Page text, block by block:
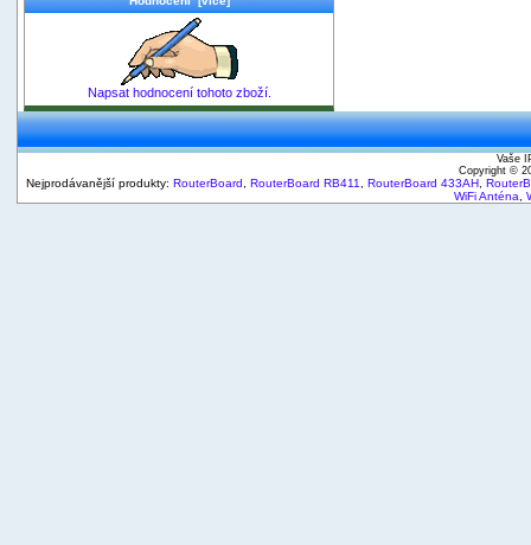
Napsat hodnocení tohoto zboží.
Vaše
Copyright ©
Nejprodávanější produkty: RouterBoard RouterBoard RB411 RouterBoard 433AH
WiFi Anténa